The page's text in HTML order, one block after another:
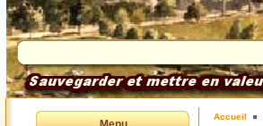
Accueil